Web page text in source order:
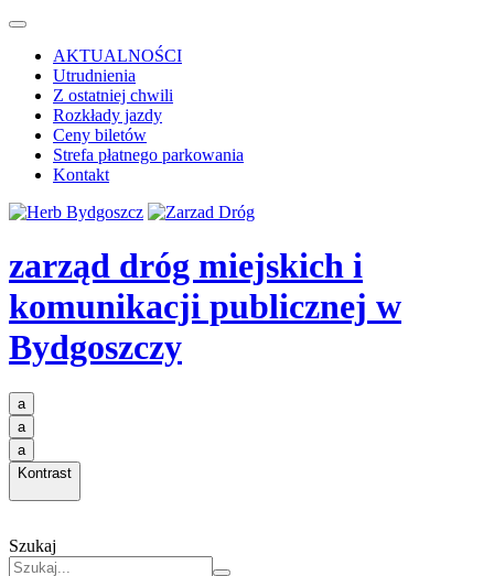
AKTUALNOŚCI
Utrudnienia
Z ostatniej chwili
Rozkłady jazdy
Ceny biletów
Strefa płatnego parkowania
Kontakt
zarząd dróg miejskich i
komunikacji publicznej w
Bydgoszczy
a
a
a
Kontrast
Szukaj